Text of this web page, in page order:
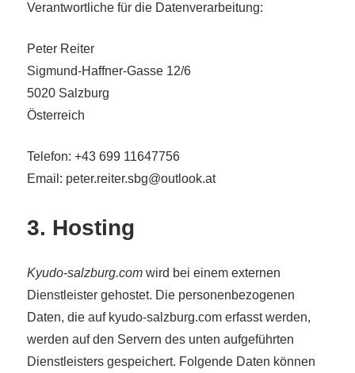
Verantwortliche für die Datenverarbeitung:
Peter Reiter
Sigmund-Haffner-Gasse 12/6
5020 Salzburg
Österreich
Telefon: +43 699 11647756
Email: peter.reiter.sbg@outlook.at
3. Hosting
Kyudo-salzburg.com wird bei einem externen
Dienstleister gehostet. Die personenbezogenen
Daten, die auf kyudo-salzburg.com erfasst werden,
werden auf den Servern des unten aufgeführten
Dienstleisters gespeichert. Folgende Daten können